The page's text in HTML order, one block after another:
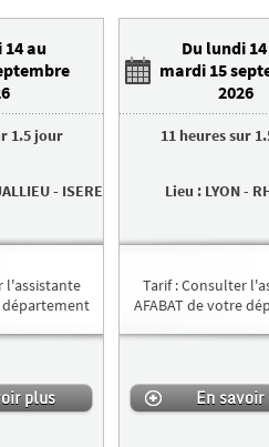
au
1.5 jour
- ISERE
l'assistante
département
plus
Du lundi
mardi 15
2026
11 heuressur
Lieu : LYON-
Tarif :Consulter
AFABAT de votre
En savoir